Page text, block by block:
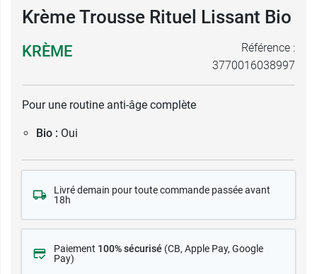
Krème Trousse Rituel Lissant Bio
KRÈME
Référence :
3770016038997
Pour une routine anti-âge complète
Bio : Oui
Livré demain pour toute commande passée avant
18h
Paiement 100% sécurisé (CB, Apple Pay, Google
Pay)